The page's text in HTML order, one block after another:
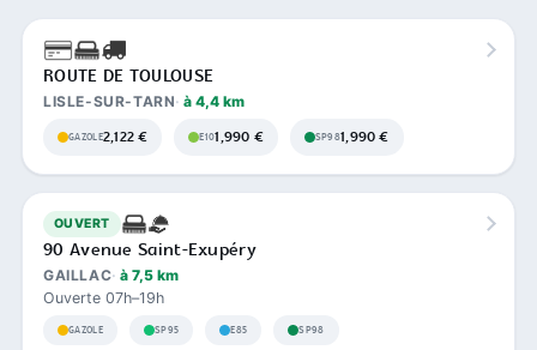
ROUTE DE TOULOUSE
LISLE-SUR-TARN à 4,4 km
GAZOLE2,122 € E101,990 € SP981,990 €
OUVERT
90 Avenue Saint-Exupéry
GAILLAC à 7,5 km
Ouverte 07h–19h
GAZOLE SP95 E85 SP98